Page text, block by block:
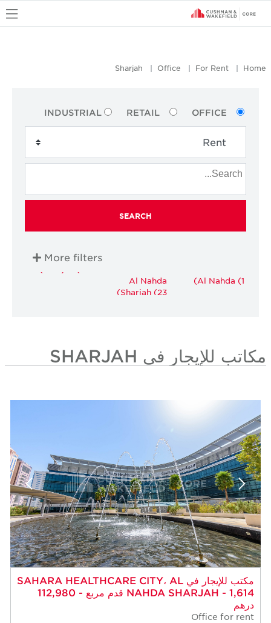
Home
For Rent
Office
Sharjah
OFFICE
RETAIL
INDUSTRIAL
SEARCH
More filters
Al Nahda (1)
Al Nahda
Sharjah (23)
مكاتب للإيجار في SHARJAH
مكتب للإيجار في SAHARA HEALTHCARE CITY، AL
NAHDA SHARJAH - 1,614 قدم مربع - 112,980
درهم
Office for rent